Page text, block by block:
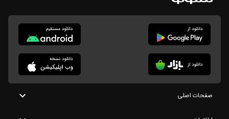
صفحات اصلی